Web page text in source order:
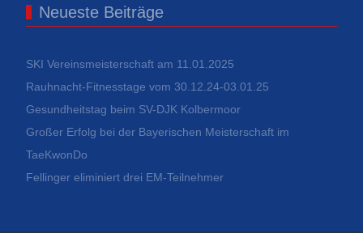
Neueste Beiträge
SKI Vereinsmeisterschaft am 11.01.2025
Rauhnacht-Fitnesstage vom 30.12.24-03.01.25
Gesundheitstag beim SV-DJK Kolbermoor
Großer Erfolg bei der Bayerischen Meisterschaft im
TaeKwonDo
Fellinger eliminiert drei EM-Teilnehmer